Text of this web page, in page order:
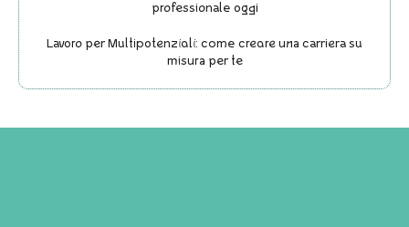
professionale oggi
Lavoro per Multipotenziali: come creare una carriera su
misura per te